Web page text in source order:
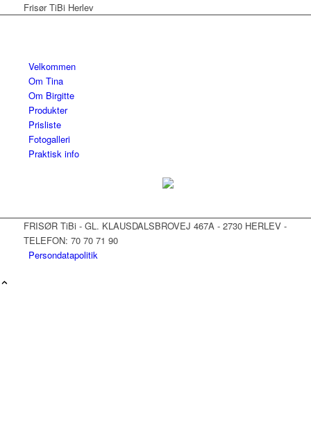
Frisør TiBi Herlev
Velkommen
Om Tina
Om Birgitte
Produkter
Prisliste
Fotogalleri
Praktisk info
FRISØR TiBi - GL. KLAUSDALSBROVEJ 467A - 2730 HERLEV -
TELEFON: 70 70 71 90
Persondatapolitik